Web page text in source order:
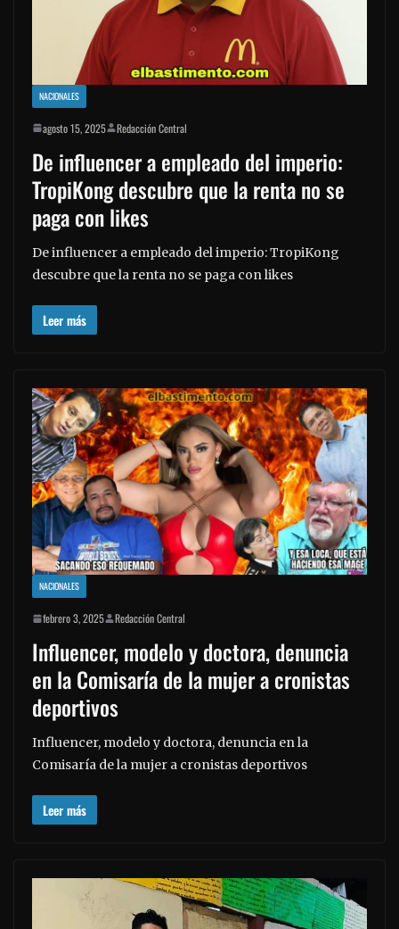
NACIONALES
agosto 15, 2025 Redacción Central
De influencer a empleado del imperio:
TropiKong descubre que la renta no se
paga con likes
De influencer a empleado del imperio: TropiKong
descubre que la renta no se paga con likes
Leer más
NACIONALES
febrero 3, 2025 Redacción Central
Influencer, modelo y doctora, denuncia
en la Comisaría de la mujer a cronistas
deportivos
Influencer, modelo y doctora, denuncia en la
Comisaría de la mujer a cronistas deportivos
Leer más